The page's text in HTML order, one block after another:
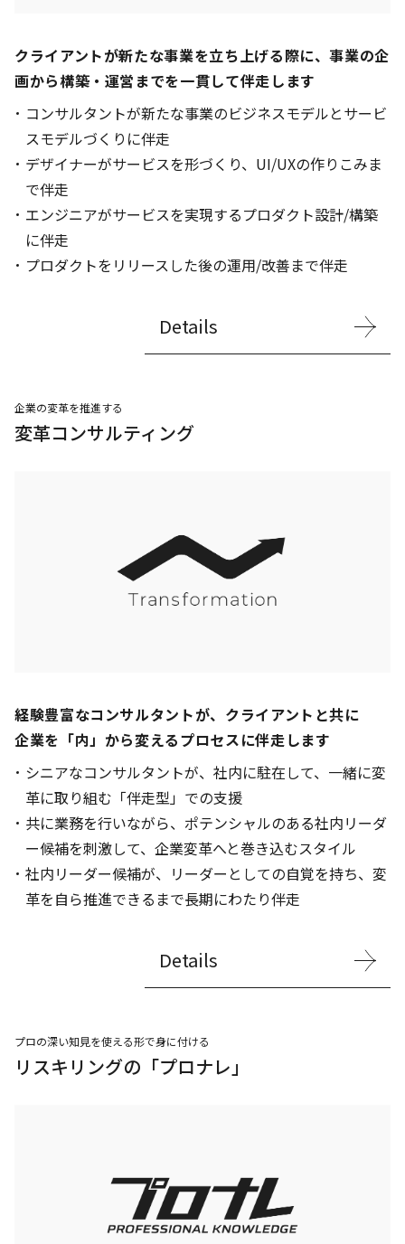
クライアントが新たな事業を立ち上げる際に、事業の企
画から構築・運営までを一貫して伴走します
コンサルタントが新たな事業のビジネスモデルとサービ
スモデルづくりに伴走
デザイナーがサービスを形づくり、UI/UXの作りこみま
で伴走
エンジニアがサービスを実現するプロダクト設計/構築
に伴走
プロダクトをリリースした後の運用/改善まで伴走
Details
企業の変革を推進する
変革コンサルティング
経験豊富なコンサルタントが、クライアントと共に
企業を「内」から変えるプロセスに伴走します
シニアなコンサルタントが、社内に駐在して、一緒に変
革に取り組む「伴走型」での支援
共に業務を行いながら、ポテンシャルのある社内リーダ
ー候補を刺激して、企業変革へと巻き込むスタイル
社内リーダー候補が、リーダーとしての自覚を持ち、変
革を自ら推進できるまで長期にわたり伴走
Details
プロの深い知見を使える形で身に付ける
リスキリングの「プロナレ」